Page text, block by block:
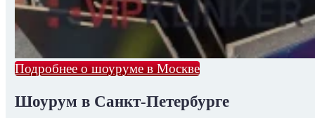
Подробнее о шоуруме в Москве
Шоурум в Санкт-Петербурге